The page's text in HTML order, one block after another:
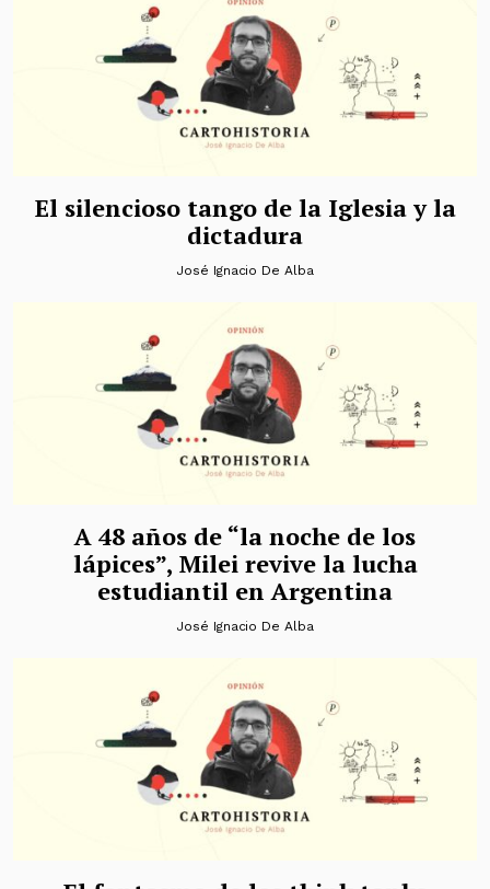
El silencioso tango de la Iglesia y la
dictadura
José Ignacio De Alba
A 48 años de “la noche de los
lápices”, Milei revive la lucha
estudiantil en Argentina
José Ignacio De Alba